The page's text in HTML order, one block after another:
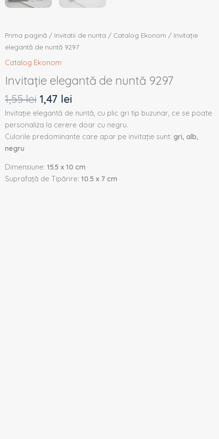
Prima pagină / Invitatii de nunta / Catalog Ekonom / Invitație
elegantă de nuntă 9297
Catalog Ekonom
Invitație elegantă de nuntă 9297
1,55lei 1,47 lei
Invitație elegantă de nuntă, cu plic gri tip buzunar, ce se poate
personaliza la cerere doar cu negru.
Culorile predominante care apar pe invitație sunt: gri, alb,
negru
Dimensiune: 15.5 x 10 cm
Suprafață de Tipărire: 10.5 x 7 cm